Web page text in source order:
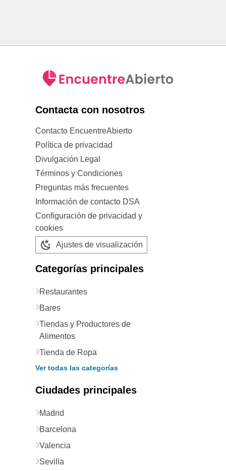
Contacta con nosotros
Contacto EncuentreAbierto
Política de privacidad
Divulgación Legal
Términos y Condiciones
Preguntas más frecuentes
Información de contacto DSA
Configuración de privacidad y
cookies
Ajustes de visualización
Categorías principales
Restaurantes
Bares
Tiendas y Productores de
Alimentos
Tienda de Ropa
Ver todas las categorías
Ciudades principales
Madrid
Barcelona
Valencia
Sevilla